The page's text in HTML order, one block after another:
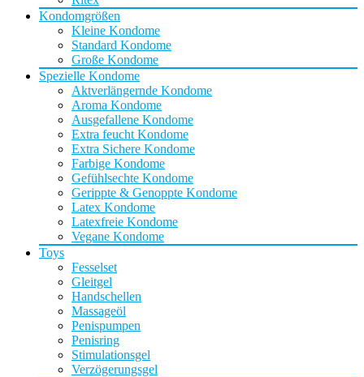
Kondomgrößen
Kleine Kondome
Standard Kondome
Große Kondome
Spezielle Kondome
Aktverlängernde Kondome
Aroma Kondome
Ausgefallene Kondome
Extra feucht Kondome
Extra Sichere Kondome
Farbige Kondome
Gefühlsechte Kondome
Gerippte & Genoppte Kondome
Latex Kondome
Latexfreie Kondome
Vegane Kondome
Toys
Fesselset
Gleitgel
Handschellen
Massageöl
Penispumpen
Penisring
Stimulationsgel
Verzögerungsgel